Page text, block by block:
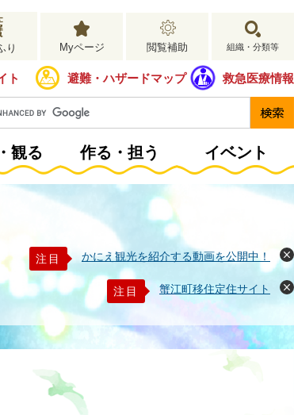
り Myページ 閲覧補助 組織・分類等
ト 避難・ハザードマップ 救急医療情報
観る 作る・担う イベント
注目
かにえ観光を紹介する動画を公開中！
閉
じ
る
注目 蟹江町移住定住サイト
閉